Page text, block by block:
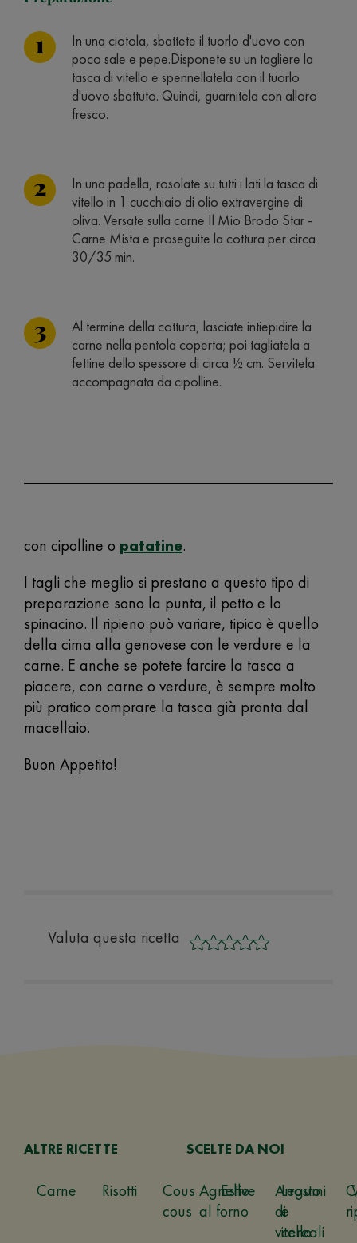
In una ciotola, sbattete il tuorlo d'uovo con
poco sale e pepe.Disponete su un tagliere la
tasca di vitello e spennellatela con il tuorlo
d'uovo sbattuto. Quindi, guarnitela con alloro
fresco.
In una padella, rosolate su tutti i lati la tasca di
vitello in 1 cucchiaio di olio extravergine di
oliva. Versate sulla carne Il Mio Brodo Star -
Carne Mista e proseguite la cottura per circa
30/35 min.
Al termine della cottura, lasciate intiepidire la
carne nella pentola coperta; poi tagliatela a
fettine dello spessore di circa ½ cm. Servitela
accompagnata da cipolline.
con cipolline o patatine.
I tagli che meglio si prestano a questo tipo di
preparazione sono la punta, il petto e lo
spinacino. Il ripieno può variare, tipico è quello
della cima alla genovese con le verdure e la
carne. E anche se potete farcire la tasca a
piacere, con carne o verdure, è sempre molto
più pratico comprare la tasca già pronta dal
macellaio.
Buon Appetito!
Valuta questa ricetta
ALTRE RICETTE
Carne Risotti
Cous
cous
Estive
Legumi
e
cereali
SCELTE DA NOI
Agnello
al forno
Arrosto
di
vitello